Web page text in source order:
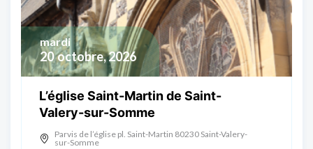
20 octobre, 2026
mardi
L’église Saint-Martin de Saint-
Valery-sur-Somme
Parvis de l’église pl. Saint-Martin 80230 Saint-Valery-
sur-Somme